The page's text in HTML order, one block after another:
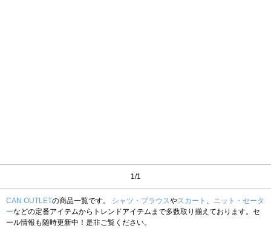
1/1
CAN OUTLETの商品一覧です。 シャツ・ブラウスやスカート 、 ニット・セータ
ーなどの定番アイテムからトレンドアイテムまで多数取り揃えております。セ
ール情報も随時更新中！是非ご覧ください。